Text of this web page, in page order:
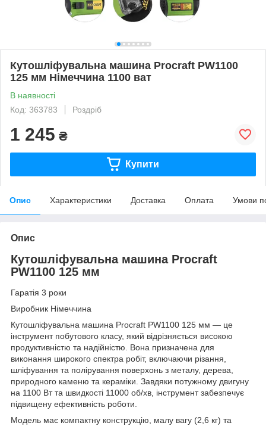
Кутошліфувальна машина Procraft PW1100
125 мм Німеччина 1100 ват
В наявності
Код: 363783
Роздріб
1 245 ₴
Купити
Опис Характеристики Доставка Оплата Умови
Опис
Кутошліфувальна машина Procraft
PW1100 125 мм
Гаратія 3 роки
Виробник Німеччина
Кутошліфувальна машина Procraft PW1100 125 мм — це
інструмент побутового класу, який відрізняється високою
продуктивністю та надійністю. Вона призначена для
виконання широкого спектра робіт, включаючи різання,
шліфування та полірування поверхонь з металу, дерева,
природного каменю та кераміки. Завдяки потужному двигуну
на 1100 Вт та швидкості 11000 об/хв, інструмент забезпечує
підвищену ефективність роботи.
Модель має компактну конструкцію, малу вагу (2,6 кг) та